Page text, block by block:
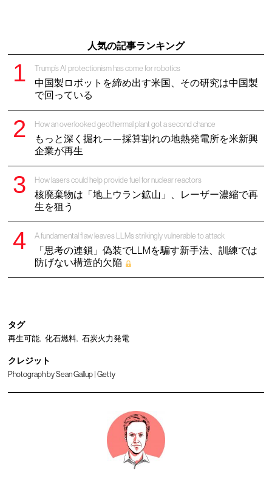
人気の記事ランキング
Trump’s AI protectionism has come for robotics
中国製ロボットを締め出す米国、その研究は中国製
で回っている
How an overlooked geothermal plant got a second chance
もっと深く掘れ——採算割れの地熱発電所を米新興
企業が再生
How lasers could help provide fuel for nuclear reactors
核廃棄物は「地上ウラン鉱山」、レーザー濃縮で再
生を狙う
A fundamental flaw leaves LLMs strikingly vulnerable to attack
「思考の連鎖」偽装でLLMを騙す新手法、訓練では
防げない構造的欠陥
タグ
再生可能 化石燃料 石炭火力発電
クレジット
Photograph by Sean Gallup | Getty